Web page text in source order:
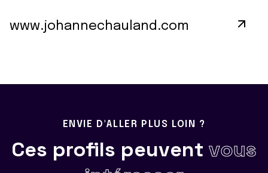
www.johannechauland.com
ENVIE D'ALLER PLUS LOIN ?
Ces profils peuvent vous